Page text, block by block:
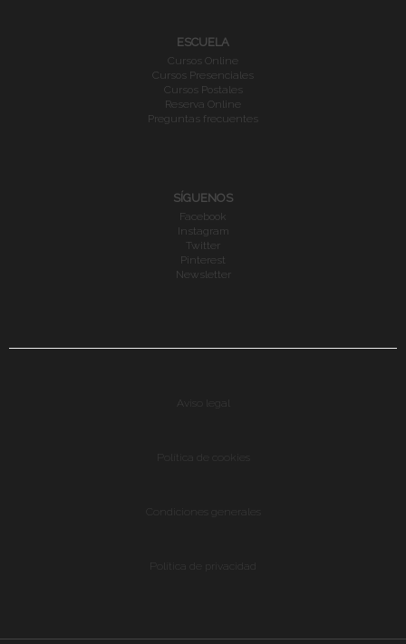
ESCUELA
Cursos Online
Cursos Presenciales
Cursos Postales
Reserva Online
Preguntas frecuentes
SÍGUENOS
Facebook
Instagram
Twitter
Pinterest
Newsletter
Aviso legal
Política de cookies
Condiciones generales
Política de privacidad